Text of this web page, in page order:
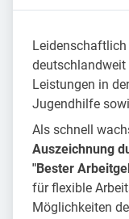
Leistungen in
Jugendhilfe
Als schnell
Auszeichnung
"Bester
für flexible
Möglichkeiten